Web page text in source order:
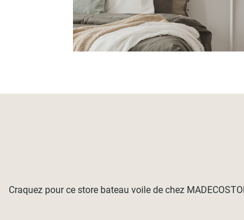
Craquez pour ce store bateau voile de chez